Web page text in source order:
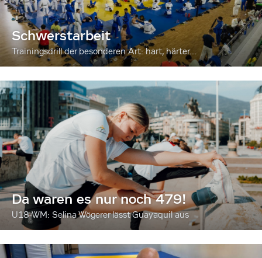
Schwerstarbeit
Trainingsdrill der besonderen Art: hart, härter...
Da waren es nur noch 479!
U18-WM: Selina Wögerer lässt Guayaquil aus